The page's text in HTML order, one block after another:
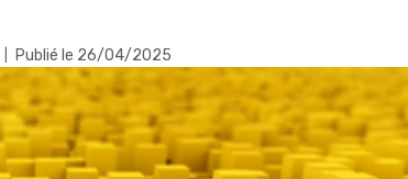
Publié le 26/04/2025